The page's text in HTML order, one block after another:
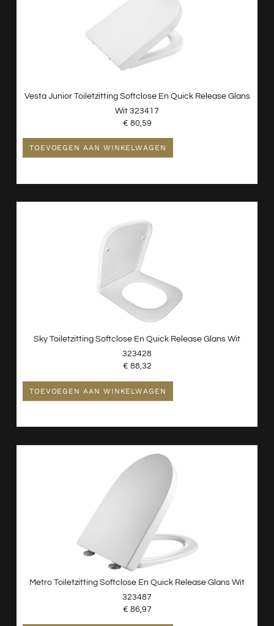
Vesta Junior Toiletzitting Softclose En Quick Release Glans
Wit 323417
€ 80,59
TOEVOEGEN AAN WINKELWAGEN
Sky Toiletzitting Softclose En Quick Release Glans Wit
323428
€ 88,32
TOEVOEGEN AAN WINKELWAGEN
Metro Toiletzitting Softclose En Quick Release Glans Wit
323487
€ 86,97